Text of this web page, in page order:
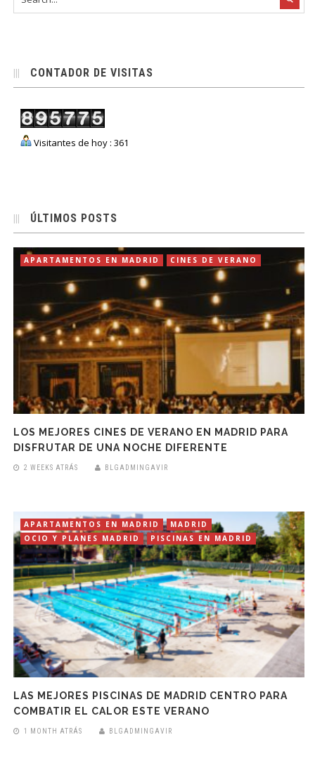
CONTADOR DE VISITAS
Visitantes de hoy : 361
ÚLTIMOS POSTS
APARTAMENTOS EN MADRID CINES DE VERANO
LOS MEJORES CINES DE VERANO EN MADRID PARA
DISFRUTAR DE UNA NOCHE DIFERENTE
2 WEEKS ATRÁS BLGADMINGAVIR
APARTAMENTOS EN MADRID
MADRID
OCIO Y PLANES MADRID
PISCINAS EN MADRID
LAS MEJORES PISCINAS DE MADRID CENTRO PARA
COMBATIR EL CALOR ESTE VERANO
1 MONTH ATRÁS BLGADMINGAVIR